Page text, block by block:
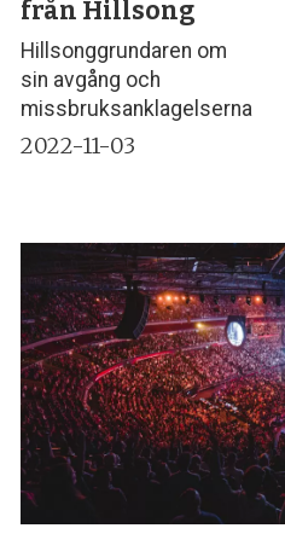
från Hillsong
Hillsonggrundaren om
sin avgång och
missbruksanklagelserna
2022-11-03